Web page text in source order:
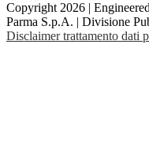
Copyright 2026 |
Parma S.p.A. | Divisione
Disclaimer trattamento dati